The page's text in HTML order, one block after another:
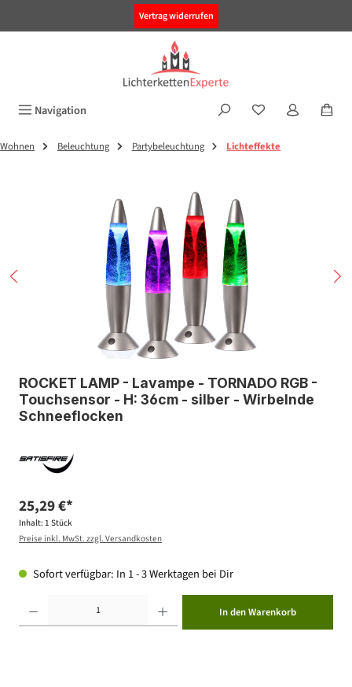
Vertrag widerrufen
Navigation
Wohnen Beleuchtung Partybeleuchtung Lichteffekte
Bildergalerie überspringen
ROCKET LAMP - Lavampe - TORNADO RGB -
Touchsensor - H: 36cm - silber - Wirbelnde
Schneeflocken
25,29 €*
Inhalt: 1 Stück
Preise inkl. MwSt. zzgl. Versandkosten
Sofort verfügbar: In 1 - 3 Werktagen bei Dir
In den Warenkorb